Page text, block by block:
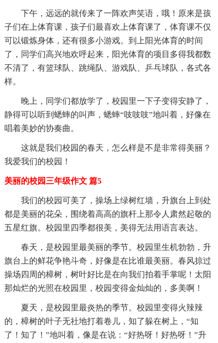
下午，远远的就传来了一阵欢声笑语，哦！原来是孩
子们在上体育课，孩子们最喜欢上体育课了，体育课不仅
可以锻炼身体，还有很多小游戏。到上阳光体育的时间
了，同学们高兴地欢呼起来，阳光体育的项目多得我都数
不清了，有篮球队、跳绳队、游戏队、乒乓球队，各式各
样。
晚上，同学们都放学了，校园里一下子变得安静了，
静得可以听到蟋蟀的叫声，蟋蟀“吱吱吱”地叫着，好像在
唱着美妙的协奏曲。
这就是我们校园的春天，怎么样是不是非常得美丽？
我爱我们的校园！
美丽的校园三年级作文 篇5
我们的校园可美了，操场上绿树红墙，升旗台上到处
都是美丽的花朵，围绕着高高的旗杆上那令人肃然起敬的
五星红旗。校园里四季都很美，美得无法用语言表达。
春天，是校园里最美丽的季节。校园里生机勃勃，升
旗台上的鲜花争艳斗奇，好像是在比谁最美丽。春风掠过
操场四周的樟树，树叶好比是在向我们拍着手掌呢！太阳
那灿烂的光照在校园里，校园变得金灿灿的，多美啊！
夏天，是校园里最炎热的季节。校园里变得火辣辣
的，樟树的叶子无社地打着卷儿，知了躲在树上，“知
了！知了！”地叫着，像是在说：“好热呀！好热呀！”升